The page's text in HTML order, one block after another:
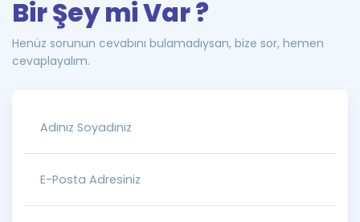
Bir Şey mi Var ?
Henüz sorunun cevabını bulamadıysan, bize sor, hemen
cevaplayalım.